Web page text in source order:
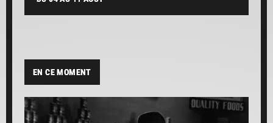
EN CE MOMENT